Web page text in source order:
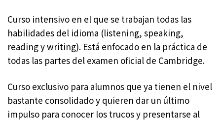
Curso intensivo en el que se trabajan todas las
habilidades del idioma (listening, speaking,
reading y writing). Está enfocado en la práctica de
todas las partes del examen oficial de Cambridge.
Curso exclusivo para alumnos que ya tienen el nivel
bastante consolidado y quieren dar un último
impulso para conocer los trucos y presentarse al